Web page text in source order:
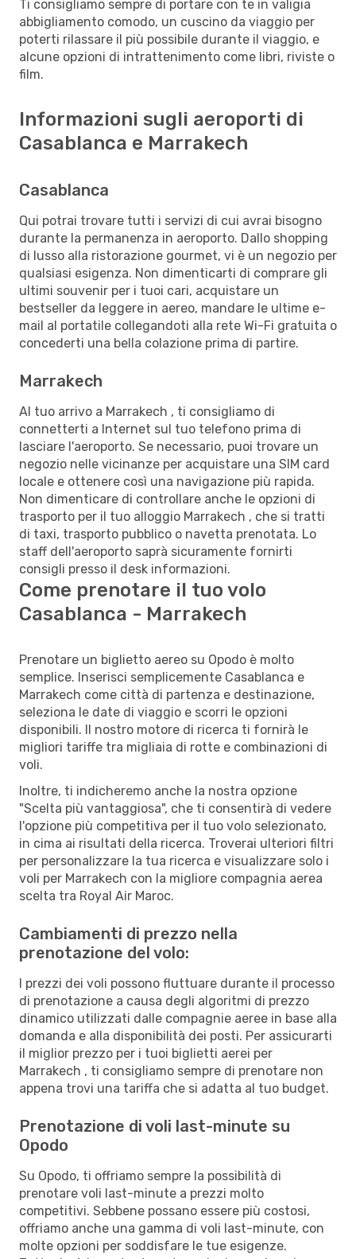
Ti consigliamo sempre di portare con te in valigia
abbigliamento comodo, un cuscino da viaggio per
poterti rilassare il più possibile durante il viaggio, e
alcune opzioni di intrattenimento come libri, riviste o
film.
Informazioni sugli aeroporti di
Casablanca e Marrakech
Casablanca
Qui potrai trovare tutti i servizi di cui avrai bisogno
durante la permanenza in aeroporto. Dallo shopping
di lusso alla ristorazione gourmet, vi è un negozio per
qualsiasi esigenza. Non dimenticarti di comprare gli
ultimi souvenir per i tuoi cari, acquistare un
bestseller da leggere in aereo, mandare le ultime e-
mail al portatile collegandoti alla rete Wi-Fi gratuita o
concederti una bella colazione prima di partire.
Marrakech
Al tuo arrivo a Marrakech , ti consigliamo di
connetterti a Internet sul tuo telefono prima di
lasciare l'aeroporto. Se necessario, puoi trovare un
negozio nelle vicinanze per acquistare una SIM card
locale e ottenere così una navigazione più rapida.
Non dimenticare di controllare anche le opzioni di
trasporto per il tuo alloggio Marrakech , che si tratti
di taxi, trasporto pubblico o navetta prenotata. Lo
staff dell'aeroporto saprà sicuramente fornirti
consigli presso il desk informazioni.
Come prenotare il tuo volo
Casablanca - Marrakech
Prenotare un biglietto aereo su Opodo è molto
semplice. Inserisci semplicemente Casablanca e
Marrakech come città di partenza e destinazione,
seleziona le date di viaggio e scorri le opzioni
disponibili. Il nostro motore di ricerca ti fornirà le
migliori tariffe tra migliaia di rotte e combinazioni di
voli.
Inoltre, ti indicheremo anche la nostra opzione
"Scelta più vantaggiosa", che ti consentirà di vedere
l'opzione più competitiva per il tuo volo selezionato,
in cima ai risultati della ricerca. Troverai ulteriori filtri
per personalizzare la tua ricerca e visualizzare solo i
voli per Marrakech con la migliore compagnia aerea
scelta tra Royal Air Maroc.
Cambiamenti di prezzo nella
prenotazione del volo:
I prezzi dei voli possono fluttuare durante il processo
di prenotazione a causa degli algoritmi di prezzo
dinamico utilizzati dalle compagnie aeree in base alla
domanda e alla disponibilità dei posti. Per assicurarti
il miglior prezzo per i tuoi biglietti aerei per
Marrakech , ti consigliamo sempre di prenotare non
appena trovi una tariffa che si adatta al tuo budget.
Prenotazione di voli last-minute su
Opodo
Su Opodo, ti offriamo sempre la possibilità di
prenotare voli last-minute a prezzi molto
competitivi. Sebbene possano essere più costosi,
offriamo anche una gamma di voli last-minute, con
molte opzioni per soddisfare le tue esigenze.